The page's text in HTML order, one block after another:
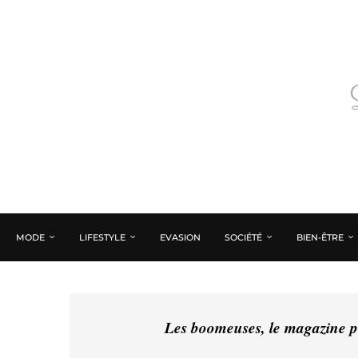
MODE LIFESTYLE EVASION SOCIÉTÉ BIEN-ÊTRE
Les boomeuses, le